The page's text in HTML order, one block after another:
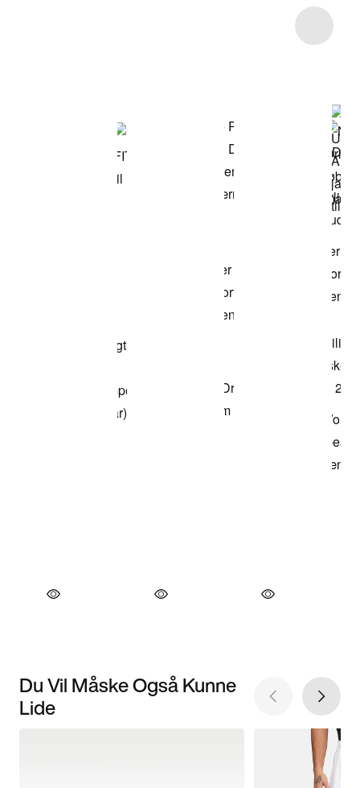
Du Vil Måske Også Kunne
Lide